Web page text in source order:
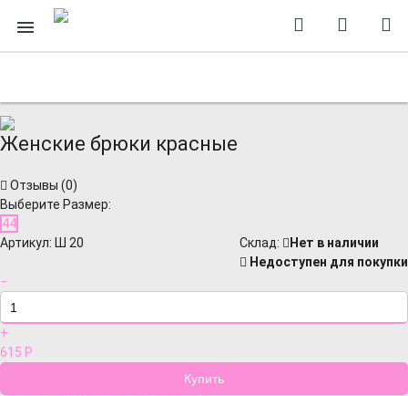
Женские брюки красные
Отзывы (0)
Выберите Размер:
44
Артикул: Ш 20 Cклад:
Нет в наличии
Недоступен для покупки
−
+
615 Р